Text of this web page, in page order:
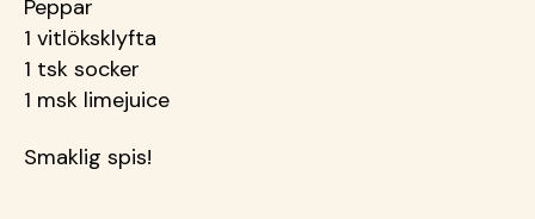
Peppar
1 vitlöksklyfta
1 tsk socker
1 msk limejuice
Smaklig spis!